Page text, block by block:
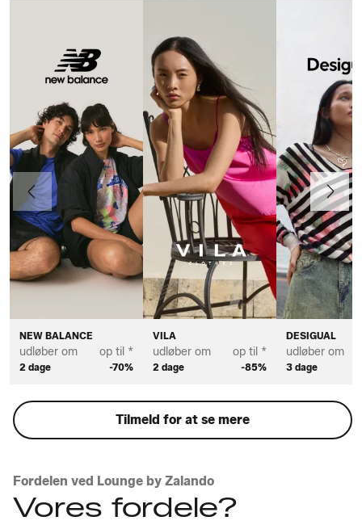
NEW BALANCE
udløber om
2 dage
op til *
-70%
VILA
udløber om
2 dage
op til *
-85%
DESIGUAL
udløber om
3 dage
Forrige Næste
Tilmeld for at se mere
Fordelen ved Lounge by Zalando
Vores fordele?